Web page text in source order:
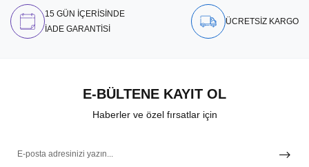
15 GÜN İÇERİSİNDE
İADE GARANTİSİ
ÜCRETSİZ KARGO
E-BÜLTENE KAYIT OL
Haberler ve özel fırsatlar için